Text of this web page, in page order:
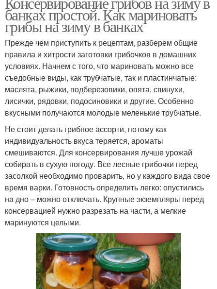
банках простой. Как мариновать
грибы на зиму в банках
Прежде чем приступить к рецептам, разберем общие
правила и хитрости заготовки грибочков в домашних
условиях. Начнем с того, что мариновать можно все
съедобные виды, как трубчатые, так и пластинчатые:
маслята, рыжики, подберезовики, опята, свинухи,
лисички, рядовки, подосиновики и другие. Особенно
вкусными получаются молодые меленькие трубчатые.
Не стоит делать грибное ассорти, потому как
индивидуальность вкуса теряется, ароматы
смешиваются. Для консервирования лучше урожай
собирать в сухую погоду. Все лесные грибочки перед
засолкой необходимо проварить, но у каждого вида свое
время варки. Готовность определить легко: опустились
на дно – можно отключать. Крупные экземпляры перед
консервацией нужно разрезать на части, а мелкие
маринуются целыми.